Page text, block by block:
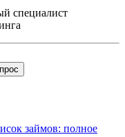
специалист
займов: полное